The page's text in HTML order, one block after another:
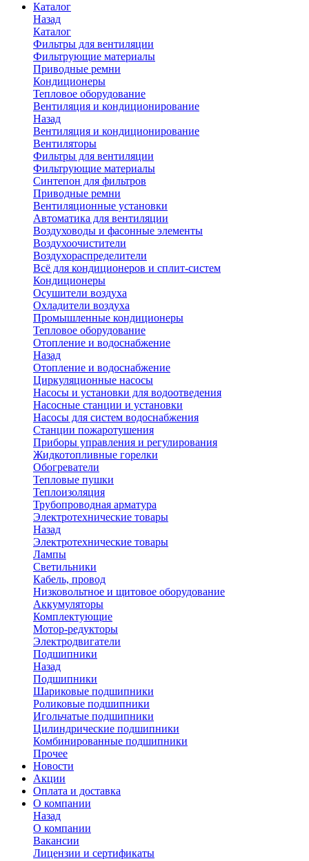
Каталог
Назад
Каталог
Фильтры для вентиляции
Фильтрующие материалы
Приводные ремни
Кондиционеры
Тепловое оборудование
Вентиляция и кондиционирование
Назад
Вентиляция и кондиционирование
Вентиляторы
Фильтры для вентиляции
Фильтрующие материалы
Синтепон для фильтров
Приводные ремни
Вентиляционные установки
Автоматика для вентиляции
Воздуховоды и фасонные элементы
Воздухоочистители
Воздухораспределители
Всё для кондиционеров и сплит-систем
Кондиционеры
Осушители воздуха
Охладители воздуха
Промышленные кондиционеры
Тепловое оборудование
Отопление и водоснабжение
Назад
Отопление и водоснабжение
Циркуляционные насосы
Насосы и установки для водоотведения
Насосные станции и установки
Насосы для систем водоснабжения
Станции пожаротушения
Приборы управления и регулирования
Жидкотопливные горелки
Обогреватели
Тепловые пушки
Теплоизоляция
Трубопроводная арматура
Электротехнические товары
Назад
Электротехнические товары
Лампы
Светильники
Кабель, провод
Низковольтное и щитовое оборудование
Аккумуляторы
Комплектующие
Мотор-редукторы
Электродвигатели
Подшипники
Назад
Подшипники
Шариковые подшипники
Роликовые подшипники
Игольчатые подшипники
Цилиндрические подшипники
Комбинированные подшипники
Прочее
Новости
Акции
Оплата и доставка
О компании
Назад
О компании
Вакансии
Лицензии и сертификаты